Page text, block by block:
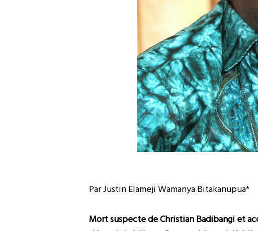
Par Justin Elameji Wamanya Bitakanupua*
Mort suspecte de Christian Badibangi et